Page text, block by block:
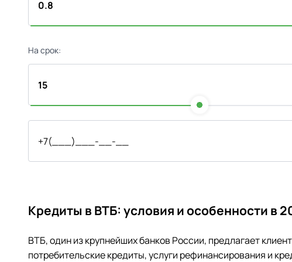
На срок:
Кредиты в ВТБ: условия и особенности в
ВТБ, один из крупнейших банков России, предлагает
потребительские кредиты, услуги рефинансирования и